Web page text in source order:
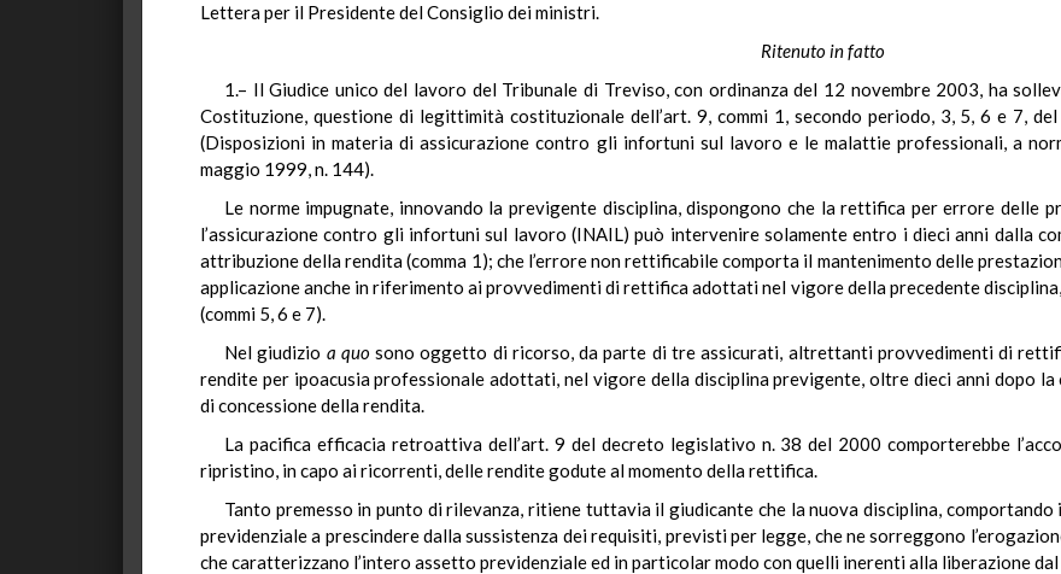
Lettera per il Presidente del Consiglio dei ministri.
Ritenuto in fatto
1.– Il Giudice unico del lavoro del Tribunale di Treviso, con ordinanza del 12 novembre 2003, ha
Costituzione, questione di legittimità costituzionale dell’art. 9, commi 1, secondo periodo, 3, 5, 6 e 7,
(Disposizioni in materia di assicurazione contro gli infortuni sul lavoro e le malattie professionali, a
maggio 1999, n. 144).
Le norme impugnate, innovando la previgente disciplina, dispongono che la rettifica per errore delle
l’assicurazione contro gli infortuni sul lavoro (INAIL) può intervenire solamente entro i dieci anni dalla
attribuzione della rendita (comma 1); che l’errore non rettificabile comporta il mantenimento delle
applicazione anche in riferimento ai provvedimenti di rettifica adottati nel vigore della precedente
(commi 5, 6 e 7).
Nel giudizio a quosono oggetto di ricorso, da parte di tre assicurati, altrettanti provvedimenti di
rendite per ipoacusia professionale adottati, nel vigore della disciplina previgente, oltre dieci anni dopo la
di concessione della rendita.
La pacifica efficacia retroattiva dell’art. 9 del decreto legislativo n. 38 del 2000 comporterebbe
ripristino, in capo ai ricorrenti, delle rendite godute al momento della rettifica.
Tanto premesso in punto di rilevanza, ritiene tuttavia il giudicante che la nuova disciplina,
previdenziale a prescindere dalla sussistenza dei requisiti, previsti per legge, che ne sorreggono
che caratterizzano l’intero assetto previdenziale ed in particolar modo con quelli inerenti alla liberazione dal